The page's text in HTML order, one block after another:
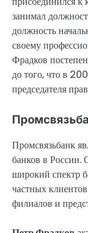
занимал
должность
своему
Фрадков
до того, что в
председателя
Промсвязьбанк
банков в России.
широкий спектр
частных
филиалов и